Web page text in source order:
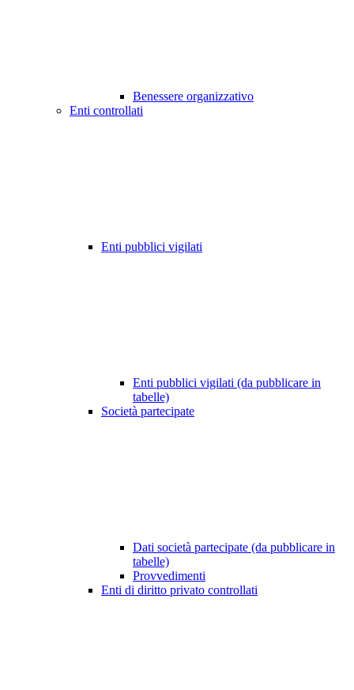
Benessere organizzativo
Enti controllati
Enti pubblici vigilati
Enti pubblici vigilati (da pubblicare in
tabelle)
Società partecipate
Dati società partecipate (da pubblicare in
tabelle)
Provvedimenti
Enti di diritto privato controllati